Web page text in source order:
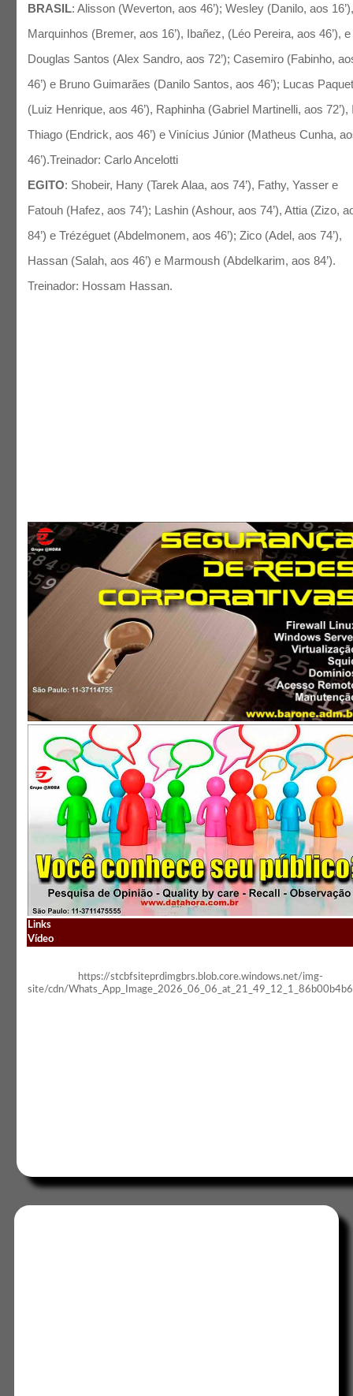
BRASIL: Alisson (Weverton, aos 46’); Wesley (Danilo, aos
Marquinhos (Bremer, aos 16’), Ibañez, (Léo Pereira, aos 46’), e
Douglas Santos (Alex Sandro, aos 72’); Casemiro (Fabinho,
46’) e Bruno Guimarães (Danilo Santos, aos 46’); Lucas
(Luiz Henrique, aos 46’), Raphinha (Gabriel Martinelli, aos 72’),
Thiago (Endrick, aos 46’) e Vinícius Júnior (Matheus Cunha,
46’).Treinador: Carlo Ancelotti
EGITO: Shobeir, Hany (Tarek Alaa, aos 74’), Fathy, Yasser e
Fatouh (Hafez, aos 74’); Lashin (Ashour, aos 74’), Attia (Zizo,
84’) e Trézéguet (Abdelmonem, aos 46’); Zico (Adel, aos 74’),
Hassan (Salah, aos 46’) e Marmoush (Abdelkarim, aos 84’).
Treinador: Hossam Hassan.
Links
Vídeo
https://stcbfsiteprdimgbrs.blob.core.windows.net/img-
site/cdn/